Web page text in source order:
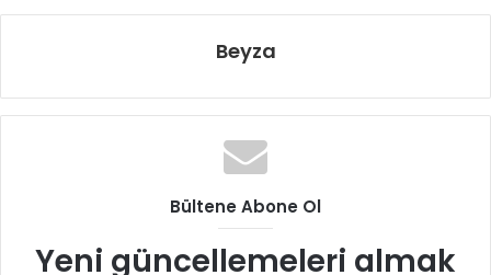
Beyza
Bültene Abone Ol
Yeni güncellemeleri almak